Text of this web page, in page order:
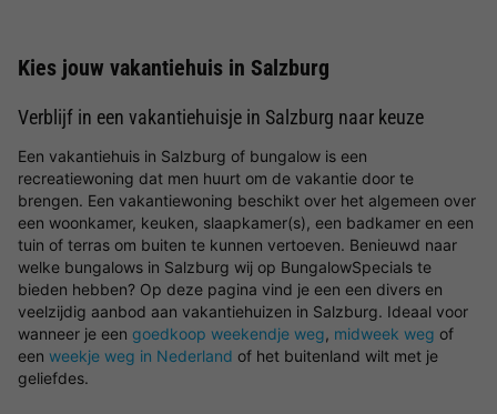
Kies jouw vakantiehuis in Salzburg
Verblijf in een vakantiehuisje in Salzburg naar keuze
Een vakantiehuis in Salzburg of bungalow is een
recreatiewoning dat men huurt om de vakantie door te
brengen. Een vakantiewoning beschikt over het algemeen over
een woonkamer, keuken, slaapkamer(s), een badkamer en een
tuin of terras om buiten te kunnen vertoeven. Benieuwd naar
welke bungalows in Salzburg wij op BungalowSpecials te
bieden hebben? Op deze pagina vind je een een divers en
veelzijdig aanbod aan vakantiehuizen in Salzburg. Ideaal voor
wanneer je een goedkoop weekendje weg, midweek weg of
een weekje weg in Nederland of het buitenland wilt met je
geliefdes.